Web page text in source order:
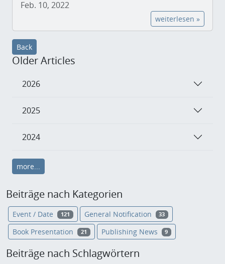
Feb. 10, 2022
weiterlesen »
Back
Older Articles
2026
2025
2024
more...
Beiträge nach Kategorien
Event / Date 121 General Notification 33
Book Presentation 21 Publishing News 9
Beiträge nach Schlagwörtern